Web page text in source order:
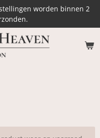
worden binnen 2